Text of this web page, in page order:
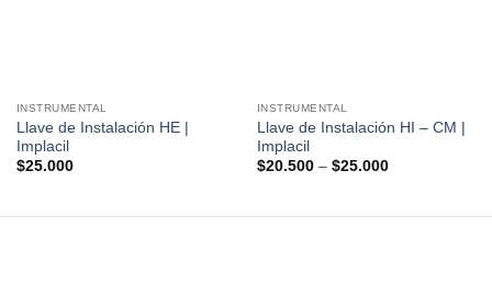
INSTRUMENTAL
Llave de Instalación HE |
Implacil
$25.000
INSTRUMENTAL
Llave de Instalación HI – CM |
Implacil
$20.500– $25.000